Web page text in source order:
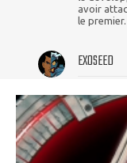
avoir
le premier.
EXOSEED
Je le